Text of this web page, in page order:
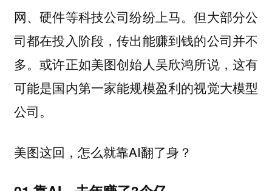
网、硬件等科技公司纷纷上马。但大部分公
司都在投入阶段，传出能赚到钱的公司并不
多。或许正如美图创始人吴欣鸿所说，这有
可能是国内第一家能规模盈利的视觉大模型
公司。
美图这回，怎么就靠AI翻了身？